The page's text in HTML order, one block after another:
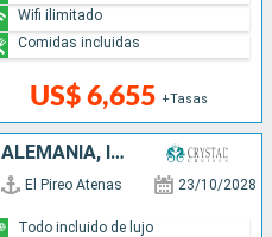
US$ 6,655 +Tasas
Wifi ilimitado
Comidas incluidas
GRECIA, TURQUÍA, EGIPTO, ALEMANIA, ISRAEL, CHIPRE
El Pireo Atenas 23/10/2028
Todo incluido de lujo